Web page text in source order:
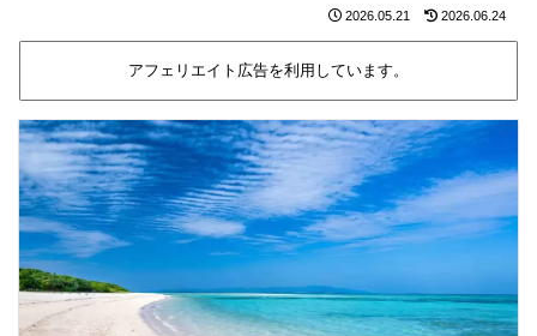
2026.05.21 2026.06.24
アフェリエイト広告を利用しています。